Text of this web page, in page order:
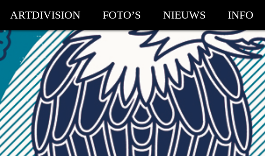
ARTDIVISION FOTO’S NIEUWS INFO